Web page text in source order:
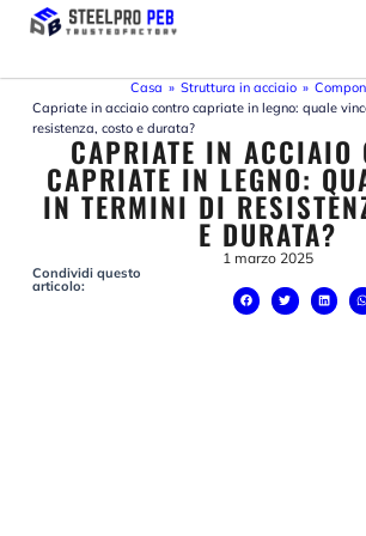
contenuto
Casa » Struttura in acciaio »
Capriate in acciaio contro capriate in legno: quale
resistenza, costo e durata?
CAPRIATE IN ACCIAIO
CAPRIATE IN LEGNO:
IN TERMINI DI
E DURATA?
1 marzo 2025
Condividi questo
articolo: